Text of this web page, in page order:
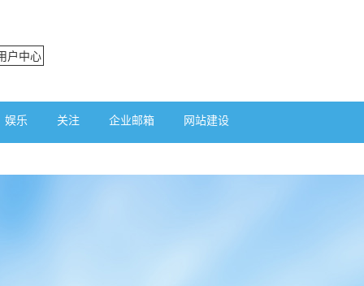
户中心
娱乐 关注 企业邮箱 网站建设